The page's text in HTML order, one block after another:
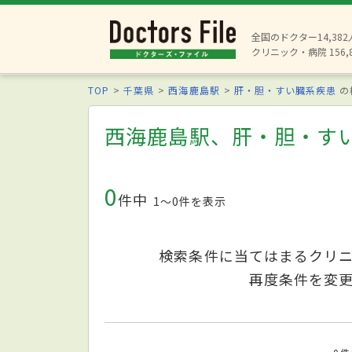
全国のドクター14,382
クリニック・病院
TOP 千葉県 西海鹿島駅 肝・胆・すい臓系疾患
西海鹿島駅、肝・胆・す
0件中 1〜0件を表示
検索条件に当てはまるクリ
再度条件を変